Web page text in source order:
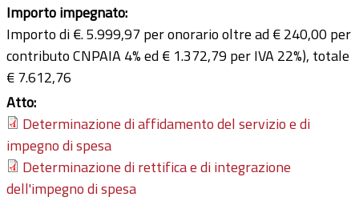
Importo impegnato:
Importo di €. 5.999,97 per onorario oltre ad € 240,00 per
contributo CNPAIA 4% ed € 1.372,79 per IVA 22%), totale
€ 7.612,76
Atto:
Determinazione di affidamento del servizio e di
impegno di spesa
Determinazione di rettifica e di integrazione
dell'impegno di spesa